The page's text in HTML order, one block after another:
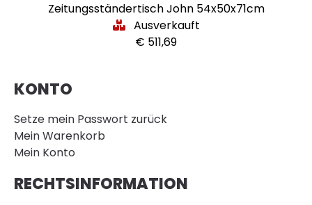
Zeitungsständertisch John 54x50x71cm
Ausverkauft
€ 511,69
KONTO
Setze mein Passwort zurück
Mein Warenkorb
Mein Konto
RECHTSINFORMATION